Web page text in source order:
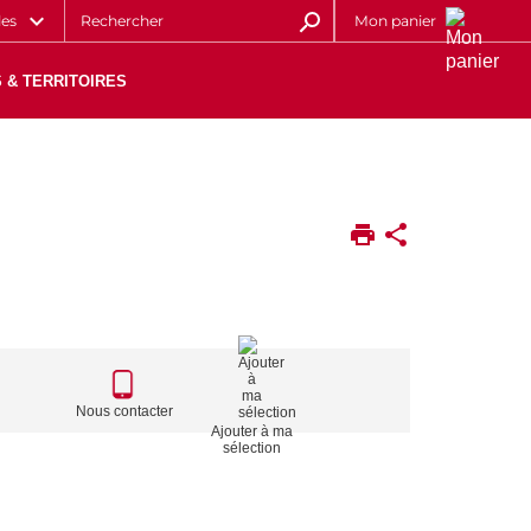
Mon panier
& TERRITOIRES
CALL
TO
ACTIONS
Nous contacter
Ajouter à ma
sélection